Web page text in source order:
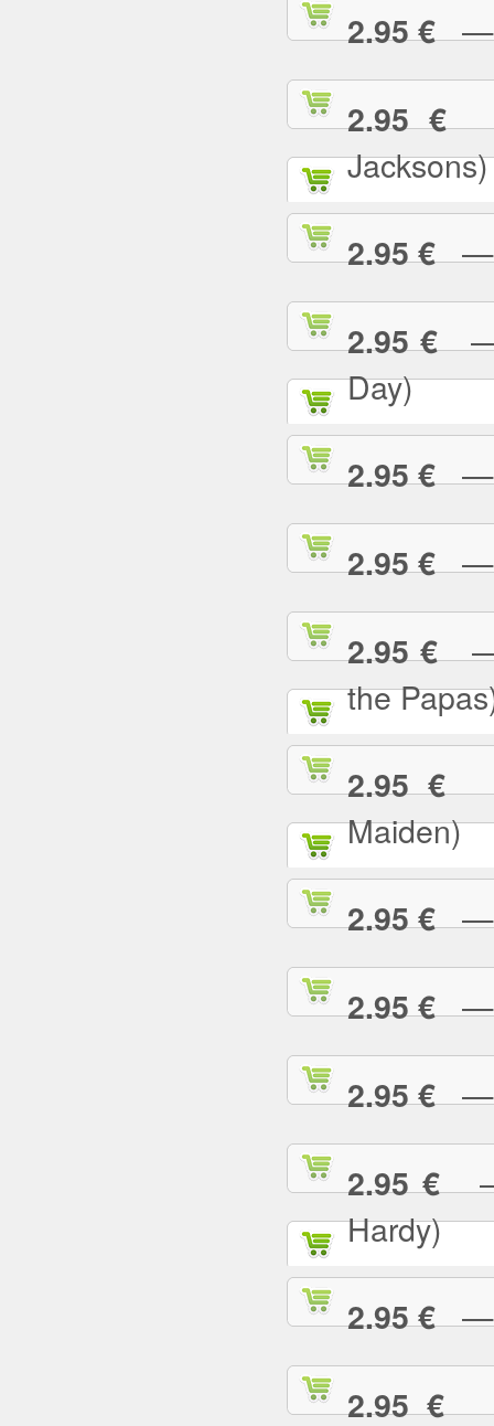
2.95 €—
2.95 €—
Jacksons)
2.95 €—
2.95 €—
Day)
2.95 €—
2.95 €—
2.95 €—
the
2.95 €—
Maiden)
2.95 €—
2.95 €—
2.95 €—
2.95 €—
Hardy)
2.95 €—
2.95 €—